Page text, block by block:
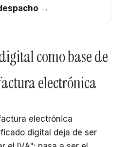
→
como base de
electrónica
electrónica
digital deja de ser